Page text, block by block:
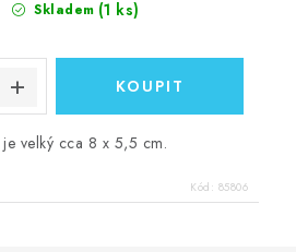
Skladem (1 ks)
velký cca 8 x 5,5 cm.
Kód: 85806